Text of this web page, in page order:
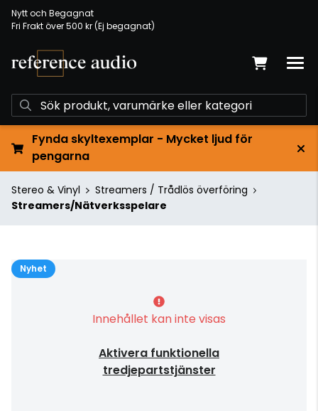
Nytt och Begagnat
Fri Frakt över 500 kr (Ej begagnat)
Fynda skyltexemplar - Mycket ljud för
pengarna
Stereo & Vinyl
Streamers / Trådlös överföring
Streamers/Nätverksspelare
Nyhet
Innehållet kan inte visas
Aktivera funktionella
tredjepartstjänster